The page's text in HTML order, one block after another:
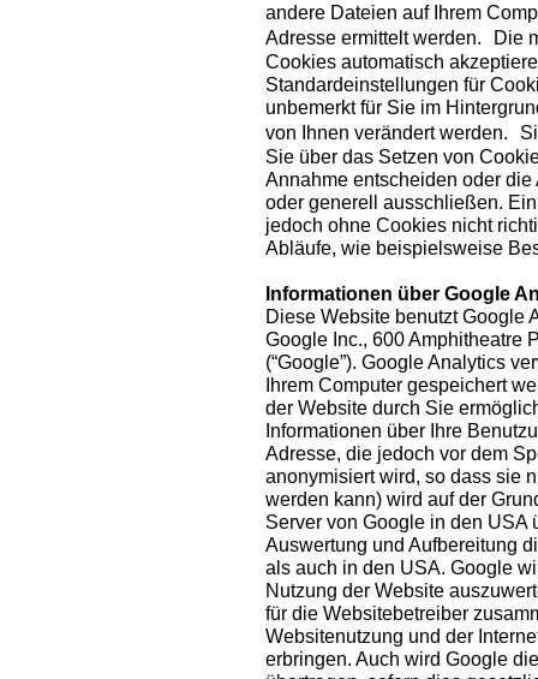
andere Dateien auf Ihrem
Adresse ermittelt werden. Die
Cookies automatisch
Standardeinstellungen für
unbemerkt für Sie im
von Ihnen verändert werden.
Sie über das Setzen von
Annahme entscheiden oder
oder generell ausschließen.
jedoch ohne Cookies nicht
Abläufe, wie beispielsweise
Informationen über Google
Diese Website benutzt Google
Google Inc., 600 Amphitheatre
(“Google”). Google Analytics
Ihrem Computer gespeichert
der Website durch Sie
Informationen über Ihre
Adresse, die jedoch vor dem
anonymisiert wird, so dass sie
werden kann) wird auf der
Server von Google in den USA
Auswertung und Aufbereitung
als auch in den USA. Google
Nutzung der Website
für die Websitebetreiber
Websitenutzung und der
erbringen. Auch wird Google